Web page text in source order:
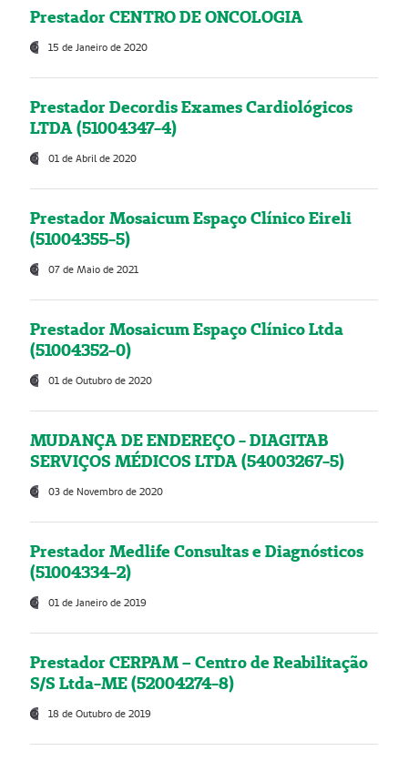
Prestador CENTRO DE ONCOLOGIA
15 de Janeiro de 2020
Prestador Decordis Exames Cardiológicos
LTDA (51004347-4)
01 de Abril de 2020
Prestador Mosaicum Espaço Clínico Eireli
(51004355-5)
07 de Maio de 2021
Prestador Mosaicum Espaço Clínico Ltda
(51004352-0)
01 de Outubro de 2020
MUDANÇA DE ENDEREÇO - DIAGITAB
SERVIÇOS MÉDICOS LTDA (54003267-5)
03 de Novembro de 2020
Prestador Medlife Consultas e Diagnósticos
(51004334-2)
01 de Janeiro de 2019
Prestador CERPAM – Centro de Reabilitação
S/S Ltda-ME (52004274-8)
18 de Outubro de 2019